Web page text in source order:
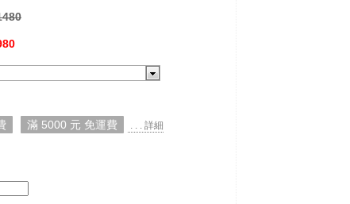
滿 5000 元 免運費
. . . 詳細